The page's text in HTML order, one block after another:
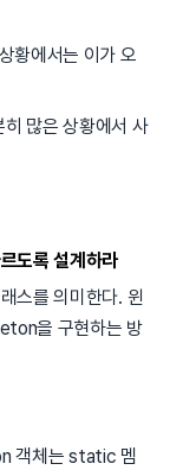
황에서는 이가 오
많은 상황에서 사
도록 설계하라
스를 의미한다. 윈
을 구현하는 방
객체는 static 멤